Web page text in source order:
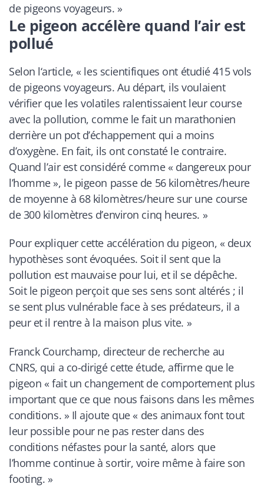
de pigeons voyageurs. »
Le pigeon accélère quand l’air est
pollué
Selon l‘article,« les scientifiques ont étudié 415 vols
de pigeons voyageurs. Au départ, ils voulaient
vérifier que les volatiles ralentissaient leur course
avec la pollution, comme le fait un marathonien
derrière un pot d’échappement qui a moins
d’oxygène. En fait, ils ont constaté le contraire.
Quand l’air est considéré comme « dangereux pour
l’homme », le pigeon passe de 56 kilomètres/heure
de moyenne à 68 kilomètres/heure sur une course
de 300 kilomètres d’environ cinq heures. »
Pour expliquer cette accélération du pigeon, « deux
hypothèses sont évoquées. Soit il sent que la
pollution est mauvaise pour lui, et il se dépêche.
Soit le pigeon perçoit que ses sens sont altérés ; il
se sent plus vulnérable face à ses prédateurs, il a
peur et il rentre à la maison plus vite. »
Franck Courchamp, directeur de recherche au
CNRS, qui a co-dirigé cette étude, affirme que le
pigeon « fait un changement de comportement plus
important que ce que nous faisons dans les mêmes
conditions. » Il ajoute que « des animaux font tout
leur possible pour ne pas rester dans des
conditions néfastes pour la santé, alors que
l’homme continue à sortir, voire même à faire son
footing. »